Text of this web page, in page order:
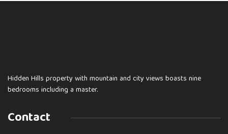
Hidden Hills property with mountain and city views boasts nine
bedrooms including a master.
Contact